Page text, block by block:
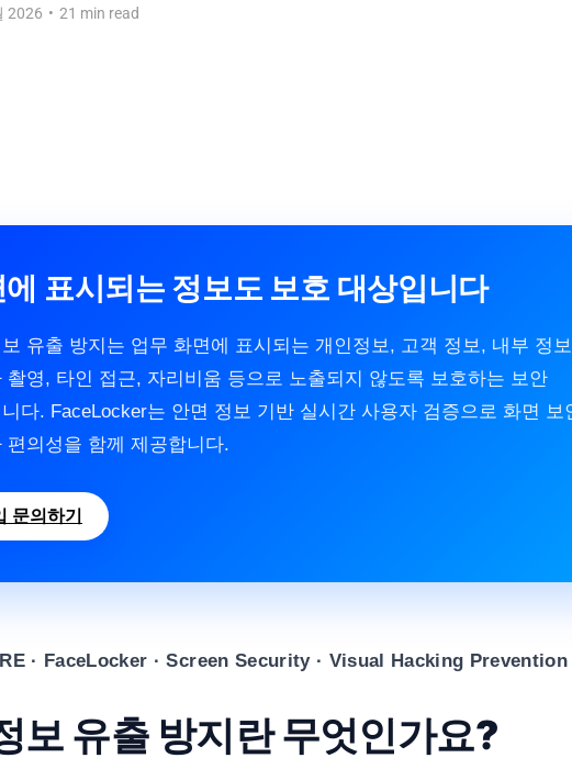
2026 • 21 min read
표시되는 정보도 보호 대상입니다
유출 방지는 업무 화면에 표시되는 개인정보, 고객 정보, 내부 정
촬영, 타인 접근, 자리비움 등으로 노출되지 않도록 보호하는 보안
다. FaceLocker는 안면 정보 기반 실시간 사용자 검증으로 화면 보
편의성을 함께 제공합니다.
문의하기
· FaceLocker · Screen Security · Visual Hacking Prevention
보 유출 방지란 무엇인가요?